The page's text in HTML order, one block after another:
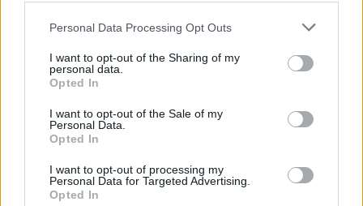
Personal Data Processing Opt Outs
I want to opt-out of the Sharing of my
personal data.
Opted In
I want to opt-out of the Sale of my
Personal Data.
Opted In
I want to opt-out of processing my
Personal Data for Targeted Advertising.
Opted In
00:00:30
Vaizdai iš tragiškos avarijos Vilniaus r.: dviejų moterų ir
vaiko gyvybių išgelbėti nepavyko
Žinios | Lietuvos diena
00:00:57
Savaitės vidurys nusimato karštas: temperatūra kils iki
Žinios | Orai